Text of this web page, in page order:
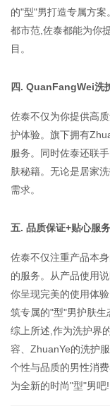
的"型"男打造专属方
都市范,佐泰都能为你
目。
四. QuanFangWei洗
佐泰不仅为你提供高
护体验。旗下拥有
服务。同时佐泰还联
肤秘籍。无论是居家
需求。
五. 品质保证+贴心服
佐泰不仅注重产品本
的服务。从产品使用
你呈现完美的使用体
筑专属的"型"男护肤生
综上所述,作为洗护界
容、ZhuanYe的洗护
个性与品质的男性消
为全新的时尚"型"男吧!